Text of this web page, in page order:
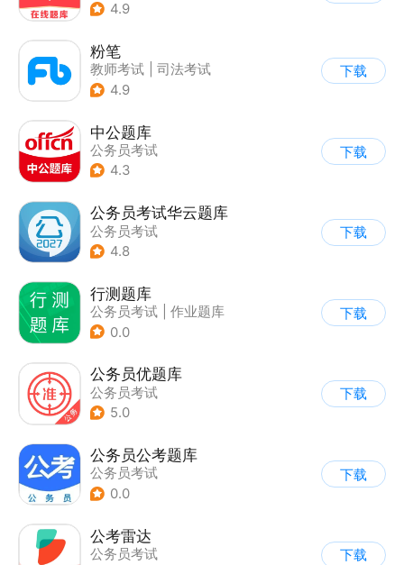
4.9
粉笔
教师考试
司法考试
| 公务员考试
4.9
下载
中公题库
公务员考试
4.3
下载
公务员考试华云题库
公务员考试
4.8
下载
行测题库
公务员考试
作业题库
0.0
下载
公务员优题库
公务员考试
5.0
下载
公务员公考题库
公务员考试
0.0
下载
公考雷达
公务员考试
下载